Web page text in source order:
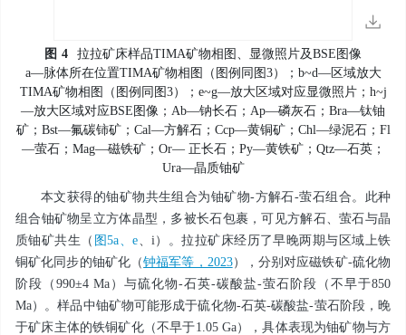
图 4
拉拉矿床样品TIMA矿物相图、显微照片及BSE图像
a—脉体所在位置TIMA矿物相图（图例同图3）；b~d—区域放大
TIMA矿物相图（图例同图3）；e~g—放大区域对应显微照片；h~j
—放大区域对应BSE图像；Ab—钠长石；Ap—磷灰石；Bra—钛铀
矿；Bst—氟碳铈矿；Cal—方解石；Ccp—黄铜矿；Chl—绿泥石；Fl
—萤石；Mag—磁铁矿；Or— 正长石；Py—黄铁矿；Qtz—石英；
Ura—晶质铀矿
本文获得的铀矿物共生组合为铀矿物-方解石-萤石组合。此种
组合铀矿物呈立方体晶型，多被长石包裹，可见方解石、萤石与晶
质铀矿共生（ 图5a、e 、i）。拉拉矿床经历了早晚两期与区域上铁
铜矿化同步的铀矿化（钟福军等，2023），分别对应磁铁矿-硫化物
阶段（990±4 Ma）与硫化物-石英-碳酸盐-萤石阶段（不早于850
Ma）。样品中铀矿物可能形成于硫化物-石英-碳酸盐-萤石阶段，晚
于矿床主体的铁铜矿化（不早于1.05 Ga），具体表现为铀矿物与方